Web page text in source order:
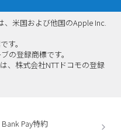
米国および他国のApple Inc.
す。
の登録商標です。
、株式会社NTTドコモの登録
Bank Pay特約